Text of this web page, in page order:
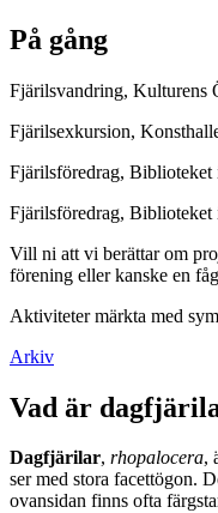
På gång
Fjärilsvandring, Kulturens
Fjärilsexkursion,
Fjärilsföredrag,
Fjärilsföredrag,
Vill ni att vi berättar om
förening eller kanske en
Aktiviteter märkta med
Arkiv
Vad är
Dagfjärilar, rhopalocera,
ser med stora facettögon.
ovansidan finns ofta